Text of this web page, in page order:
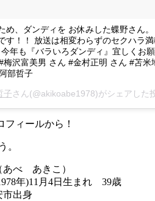
め、ダンディを お休みした蝶野さん
す！！ 放送は相変わらずのセクハラ
今年も『バラいろダンディ』宜しくお
梅沢富美男 さん #金村正明 さん #苫
部哲子
子さん(@akikoabe1978)がシェアした
フィールから！
。
あべ あきこ）
年)11月4日生まれ 39歳
市出身